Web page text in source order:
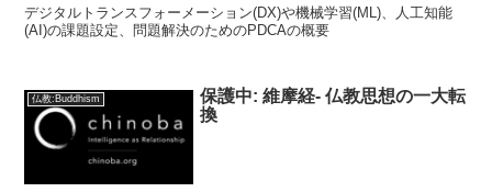
デジタルトランスフォーメーション(DX)や機械学習(ML)、人工知能
(AI)の課題設定、問題解決のためのPDCAの概要
仏教:Buddhism
保護中: 維摩経- 仏教思想の一大転
換